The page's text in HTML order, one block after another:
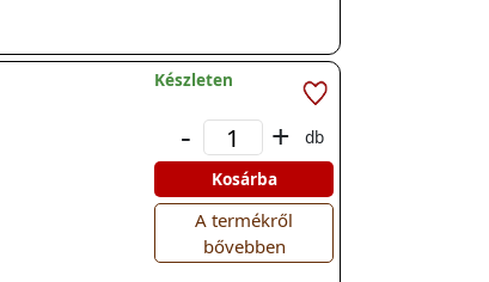
Készleten
- +
db
Kosárba
A termékről
bővebben